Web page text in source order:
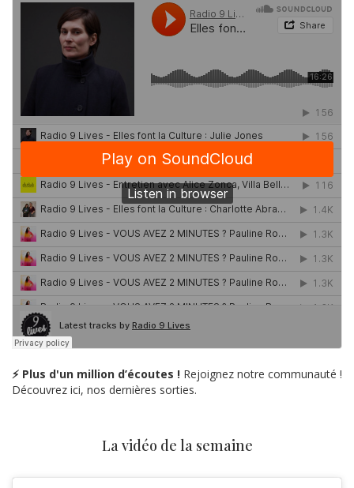
⚡ Plus d'un million d’écoutes ! Rejoignez notre communauté !
Découvrez ici, nos dernières sorties.
La vidéo de la semaine